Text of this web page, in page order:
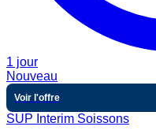
1 jour
Nouveau
Voir l'offre
SUP Interim Soissons